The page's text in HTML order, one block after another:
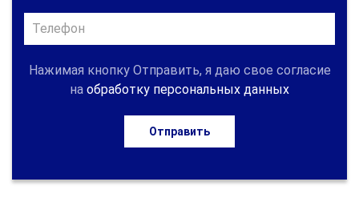
Нажимая кнопку Отправить, я даю свое согласие
на обработку персональных данных
Отправить